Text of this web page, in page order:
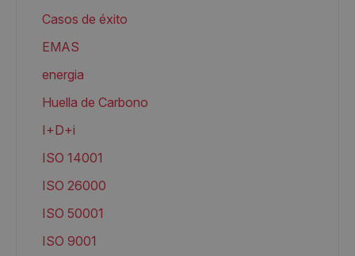
Casos de éxito
EMAS
energia
Huella de Carbono
I+D+i
ISO 14001
ISO 26000
ISO 50001
ISO 9001